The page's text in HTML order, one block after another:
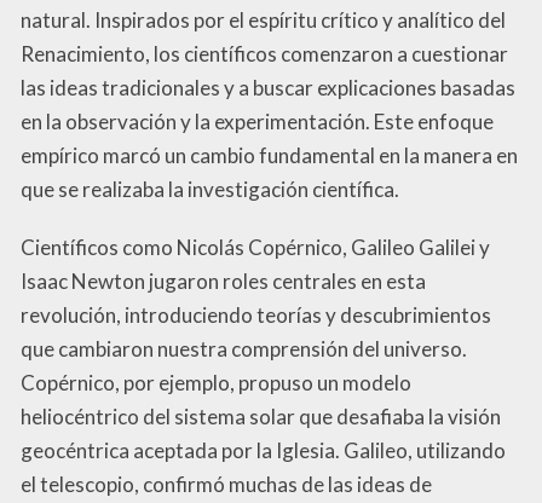
natural. Inspirados por el espíritu crítico y analítico del
Renacimiento, los científicos comenzaron a cuestionar
las ideas tradicionales y a buscar explicaciones basadas
en la observación y la experimentación. Este enfoque
empírico marcó un cambio fundamental en la manera en
que se realizaba la investigación científica.
Científicos como Nicolás Copérnico, Galileo Galilei y
Isaac Newton jugaron roles centrales en esta
revolución, introduciendo teorías y descubrimientos
que cambiaron nuestra comprensión del universo.
Copérnico, por ejemplo, propuso un modelo
heliocéntrico del sistema solar que desafiaba la visión
geocéntrica aceptada por la Iglesia. Galileo, utilizando
el telescopio, confirmó muchas de las ideas de